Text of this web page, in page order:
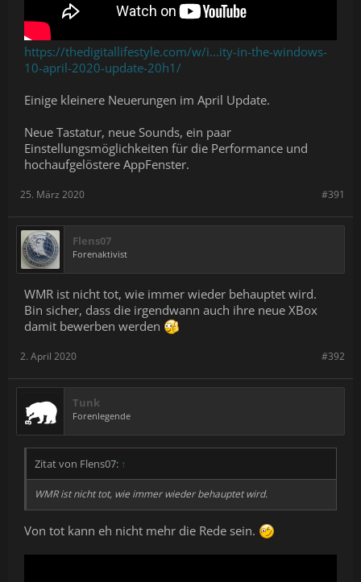
https://thedigitallifestyle.com/w/i...ity-in-the-windows-
10-april-2020-update-20h1/
Einige kleinere Neuerungen im April Update.
Neue Tastatur, neue Sounds, ein paar
Einstellungsmöglichkeiten für die Performance und
hochaufgelöstere AppFenster.
#391
25. März 2020
Flens07
Forenaktivist
WMR ist nicht tot, wie immer wieder behauptet wird.
Bin sicher, dass die irgendwann auch ihre neue XBox
damit bewerben werden
#392
2. April 2020
Tunk
Forenlegende
Zitat von Flens07: ↑
WMR ist nicht tot, wie immer wieder behauptet wird.
Von tot kann eh nicht mehr die Rede sein.